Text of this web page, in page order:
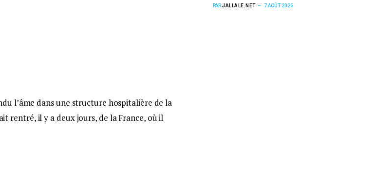
l’âme dans une structure hospitalière de la
rentré, il y a deux jours, de la France, où il
PARJALLALE.NET 7 AOÛT 2026